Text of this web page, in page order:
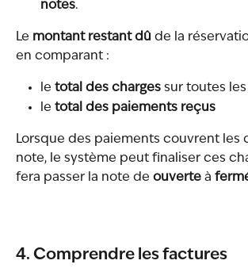
notes.
Le montant restant dû de la
en comparant :
le total des charges sur toutes
le total des paiements reçus
Lorsque des paiements couvrent les
note, le système peut finaliser ces
fera passer la note de ouverte à
4. Comprendre les factures